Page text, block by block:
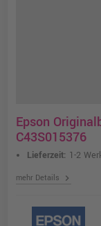
Epson
C43S015376
Lieferzeit: 1-2
mehr Details chevron_right